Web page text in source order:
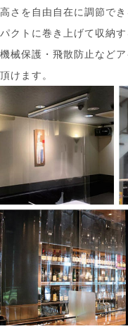
高さを自由自在に調節で
パクトに巻き上げて収納す
機械保護・飛散防止など
頂けます。